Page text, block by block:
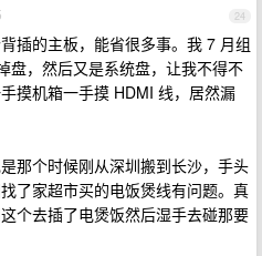
24
插的主板，能省很多事。我 7 月组
盘，然后又是系统盘，让我不得不
摸机箱一手摸 HDMI 线，居然漏
那个时候刚从深圳搬到长沙，手头
了家超市买的电饭煲线有问题。真
个去插了电煲饭然后湿手去碰那要